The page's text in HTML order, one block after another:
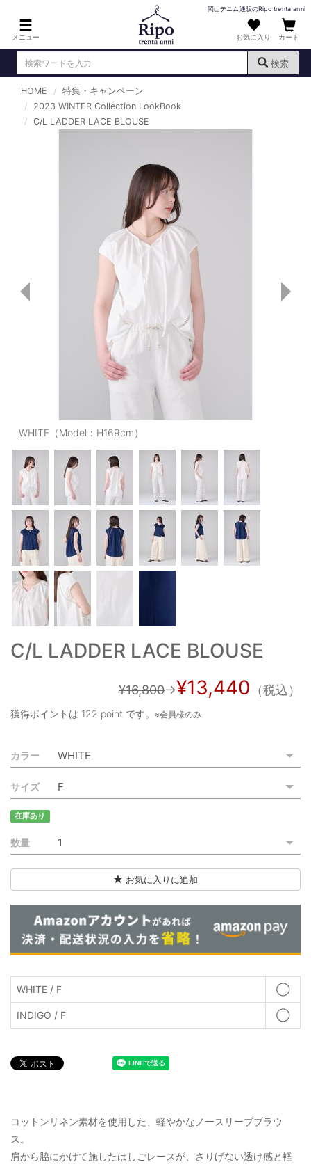
メニュー
岡山デニム通販のRipo trenta anni
お気に入り カート
検索
ログイン （新規会員登録）
T-SHIRT : Tシャツ
KNIT : ニット
SHIRT : シャツ
OUTERS : アウター
LADIES : レディース
DENIM : デニム
PANTS/SKIRT : パンツ・スカート
TOPS : トップス
OUTERS : アウター
OUTLET : アウトレット
MENS : メンズ
LADIES : レディース
新規会員登録
お買い物カゴ
HOME
特集・キャンペーン
2023 WINTER Collection LookBook
C/L LADDER LACE BLOUSE
WHITE（Model：H169cm）
C/L LADDER LACE BLOUSE
¥16,800→¥13,440 （税込）
獲得ポイントは 122 point です。 ※会員様のみ
カラー
サイズ
在庫あり
数量
お気に入りに追加
WHITE / F ◯
INDIGO / F ◯
コットンリネン素材を使用した、軽やかなノースリーブブラウ
ス。
肩から脇にかけて施したはしごレースが、さりげない透け感と軽